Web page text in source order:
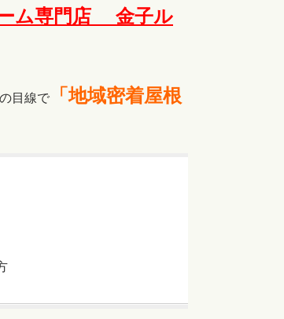
ーム専門店 金子ル
目線で
「地域密着屋根